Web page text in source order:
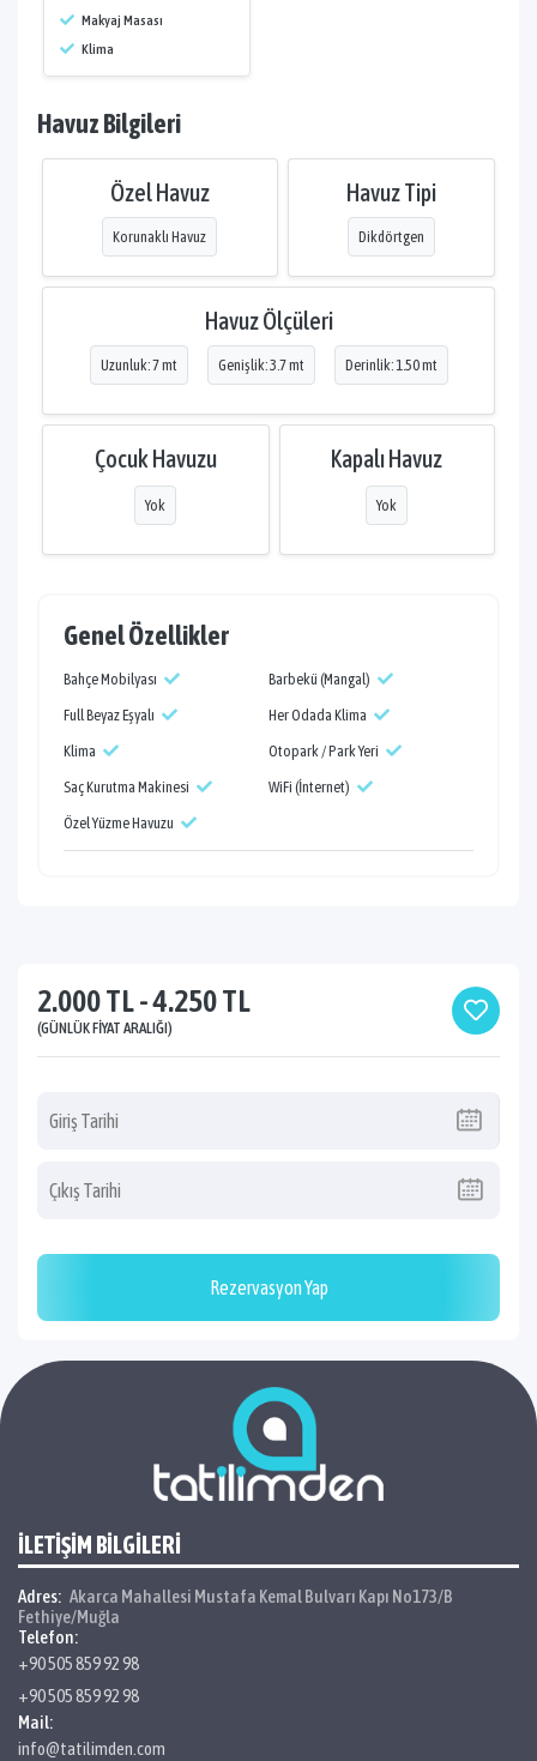
Makyaj Masası
Klima
Havuz Bilgileri
Özel Havuz
Korunaklı Havuz
Havuz Tipi
Dikdörtgen
Havuz Ölçüleri
Uzunluk: 7 mt Genişlik: 3.7 mt Derinlik: 1.50 mt
Çocuk Havuzu
Yok
Kapalı Havuz
Yok
Genel Özellikler
Bahçe Mobilyası
Barbekü (Mangal)
Full Beyaz Eşyalı
Her Odada Klima
Klima
Otopark / Park Yeri
Saç Kurutma Makinesi
WiFi (İnternet)
Özel Yüzme Havuzu
2.000 TL - 4.250 TL
(GÜNLÜK FIYAT ARALIĞI)
Rezervasyon Yap
İLETİŞİM BİLGİLERİ
Adres: Akarca Mahallesi Mustafa Kemal Bulvarı Kapı No173/B
Fethiye/Muğla
Telefon:
+90 505 859 92 98
+90 505 859 92 98
Mail:
info@tatilimden.com